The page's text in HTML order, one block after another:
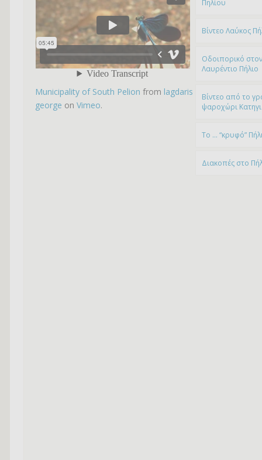
Municipality of South Pelion from lagdaris
george on Vimeo.
Πηλίου
Βίντεο Λαύκος
Οδοιπορικό
Λαυρέντιο Πήλιο
Βίντεο από το
ψαροχώρι
To … “κρυφό”
Διακοπές στο